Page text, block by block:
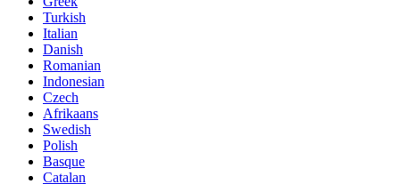
Turkish
Italian
Danish
Romanian
Indonesian
Czech
Afrikaans
Swedish
Polish
Basque
Catalan